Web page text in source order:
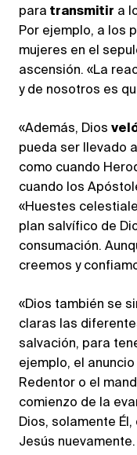
para transmitir a
Por ejemplo, a los
mujeres en el
ascensión. «La
y de nosotros es
«Además, Dios
pueda ser llevado
como cuando
cuando los
«Huestes
plan salvífico de
consumación.
creemos y
«Dios también se
claras las
salvación, para
ejemplo, el
Redentor o el
comienzo de la
Dios, solamente
Jesús